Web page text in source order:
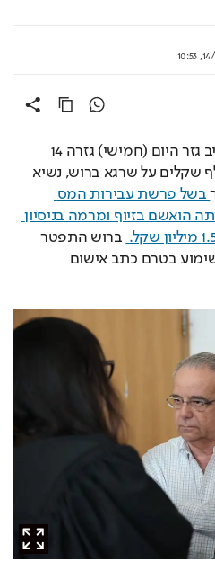
בית המשפט השלום בתל אביב גזר היום (חמישי) גזרה 14
חודשי מאסר וקנס של 100 אלף שקלים על שרגא ברוש, נשיא
בשל פרשת עבירות המס
בחברה הפרטית שלו, במסגרתה הואשם בזיוף ומרמה בניסיון
ברוש התפטר
מתפקידו הבכיר  עם זימונו לשימוע בטרם כתב אישום